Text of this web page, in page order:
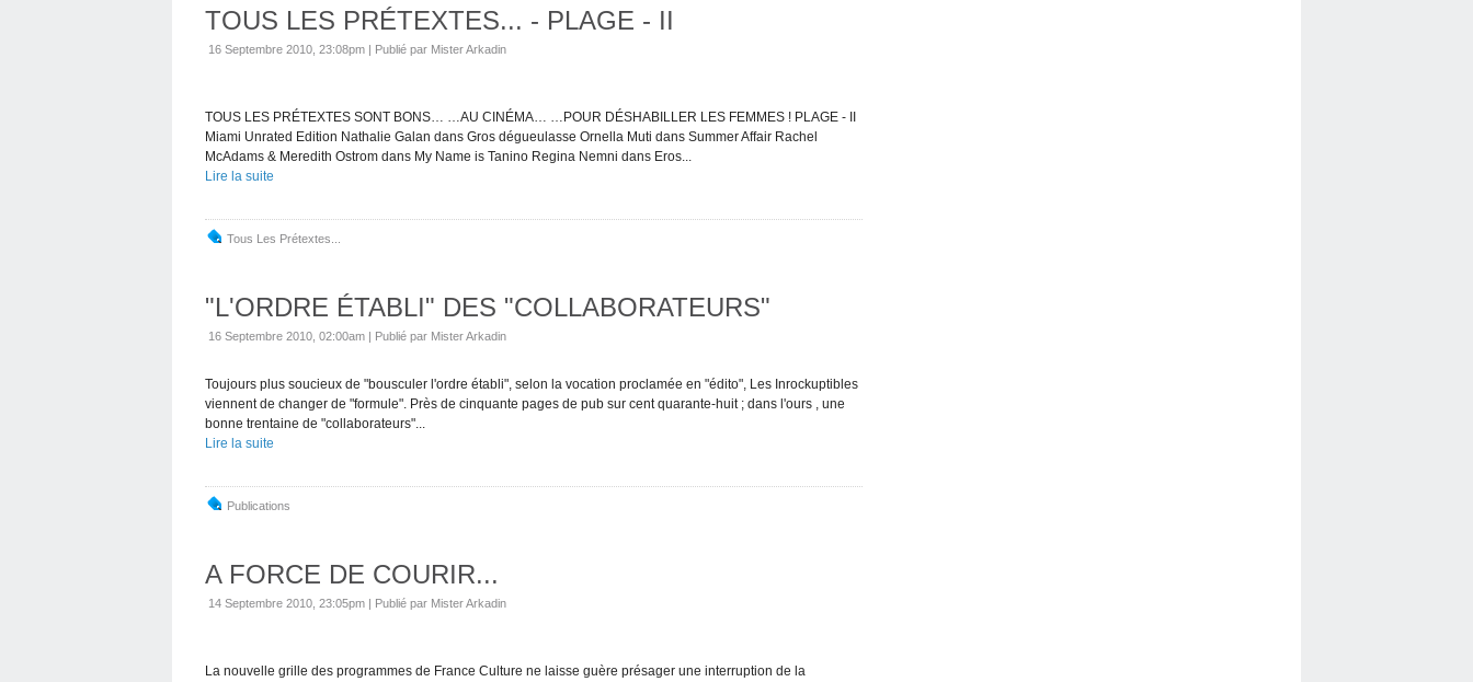
TOUS LES PRÉTEXTES... - PLAGE - II
16 Septembre 2010, 23:08pm | Publié par Mister Arkadin
TOUS LES PRÉTEXTES SONT BONS… …AU CINÉMA… …POUR DÉSHABILLER LES FEMMES ! PLAGE - II
Miami Unrated Edition Nathalie Galan dans Gros dégueulasse Ornella Muti dans Summer Affair Rachel
McAdams & Meredith Ostrom dans My Name is Tanino Regina Nemni dans Eros...
Lire la suite
Tous Les Prétextes...
"L'ORDRE ÉTABLI" DES "COLLABORATEURS"
16 Septembre 2010, 02:00am | Publié par Mister Arkadin
Toujours plus soucieux de "bousculer l'ordre établi", selon la vocation proclamée en "édito", Les Inrockuptibles
viennent de changer de "formule". Près de cinquante pages de pub sur cent quarante-huit ; dans l'ours , une
bonne trentaine de "collaborateurs"...
Lire la suite
Publications
A FORCE DE COURIR...
14 Septembre 2010, 23:05pm | Publié par Mister Arkadin
La nouvelle grille des programmes de France Culture ne laisse guère présager une interruption de la